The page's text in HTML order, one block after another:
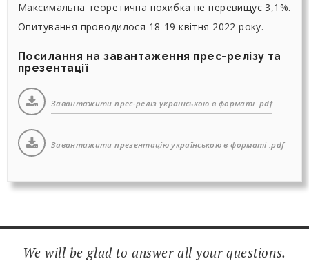
Максимальна теоретична похибка не перевищує 3,1%.
Опитування проводилося 18-19 квітня 2022 року.
Посилання на завантаження прес-релізу та
презентації
Завантажити прес-реліз українською в форматі .pdf
Завантажити презентацію українською в форматі .pdf
We will be glad to answer all your questions.